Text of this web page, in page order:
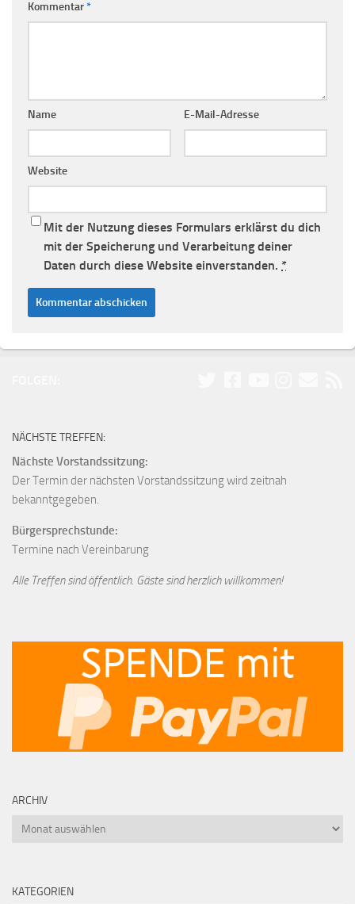
Kommentar*
Name E-Mail-Adresse
Website
Mit der Nutzung dieses Formulars erklärst du dich
mit der Speicherung und Verarbeitung deiner
Daten durch diese Website einverstanden. *
NÄCHSTE TREFFEN:
Nächste Vorstandssitzung:
Der Termin der nächsten Vorstandssitzung wird zeitnah
bekanntgegeben.
Bürgersprechstunde:
Termine nach Vereinbarung
Alle Treffen sind öffentlich. Gäste sind herzlich willkommen!
ARCHIV
Archiv
KATEGORIEN